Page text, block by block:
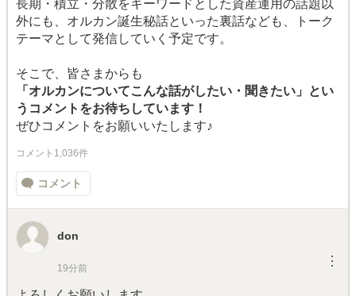
長期・積立・分散をキーワードとした資産運用の話題以
外にも、オルカン誕生秘話といった裏話なども、トーク
テーマとして発信していく予定です。
そこで、皆さまからも
「オルカンについてこんな話がしたい・聞きたい」とい
うコメントをお待ちしています！
ぜひコメントをお願いいたします♪
コメント1,036件
コメント
don
19分前 ︙